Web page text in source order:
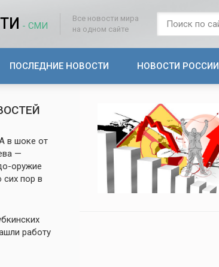
- СМИ
Все новости мира
на одном сайте
ПОСЛЕДНИЕ НОВОСТИ НОВОСТИ РОССИИ
в шоке от
—
оружие
пор в
работу